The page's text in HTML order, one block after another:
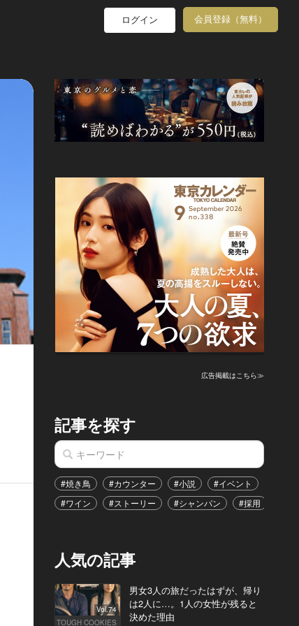
ログイン 会員登録（無料）
広告掲載はこちら≫
記事を探す
#焼き鳥 #カウンター #小説 #イベント
#ワイン
#ストーリー #シャンパン #採用
人気の記事
Vol.74
TOUGH COOKIES
男女3人の旅だったはずが、帰り
は2人に…。1人の女性が残ると
決めた理由